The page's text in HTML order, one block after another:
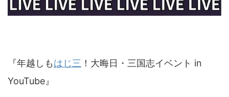
『年越しもはじ三 ！大晦日・三国志イベント in
YouTube』